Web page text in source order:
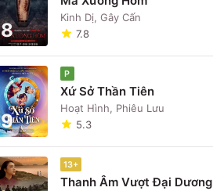
8
Kinh Dị, Gây Cấn
7.8
9
P
Xứ Sở Thần Tiên
Hoạt Hình, Phiêu Lưu
5.3
13+
Thanh Âm Vượt Đại Dương